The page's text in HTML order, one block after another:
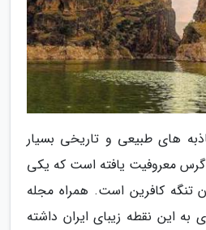
های طبیعی و تاریخی بسیار
معروفیت یافته است که یکی
تنگه کافرین است. همراه مجله
به این نقطه زیبای ایران داشته